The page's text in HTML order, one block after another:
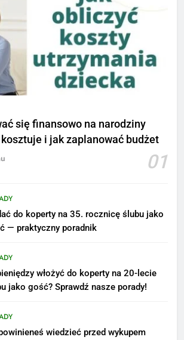
się finansowo na narodziny
i jak zaplanować budżet
01
do koperty na 35. rocznicę ślubu jako
— praktyczny poradnik
włożyć do koperty na 20-lecie
jako gość? Sprawdź nasze porady!
wiedzieć przed wykupem
stanowisku